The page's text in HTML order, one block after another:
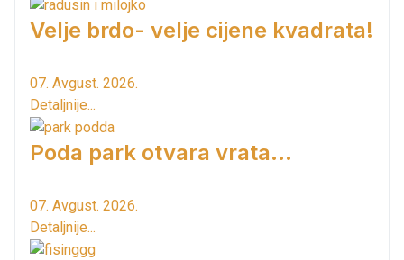
Velje brdo- velje cijene kvadrata!
07. Avgust. 2026.
Detaljnije...
Poda park otvara vrata...
07. Avgust. 2026.
Detaljnije...